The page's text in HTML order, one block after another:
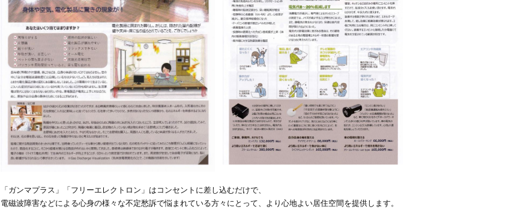
「ガンマプラス」「フリーエレクトロン」はコンセントに差し込むだけで、
電磁波障害などによる心身の様々な不定愁訴で悩まれている方々にとって、より心地よい居住空間を提供します。